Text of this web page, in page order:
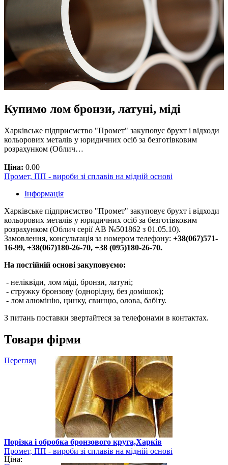
Купимо лом бронзи, латуні, міді
Харківське підприємство "Промет" закуповує брухт і відходи
кольорових металів у юридичних осіб за безготівковим
розрахунком (Облич…
Ціна: 0.00
Промет, ПП - вироби зі сплавів на мідній основі
Інформація
Харківське підприємство "Промет" закуповує брухт і відходи
кольорових металів у юридичних осіб за безготівковим
розрахунком (Облич серії АВ №501862 з 01.05.10).
Замовлення, консультація за номером телефону: +38(067)571-
16-99, +38(067)180-26-70, +38 (095)180-26-70.
На постійній основі закуповуємо:
- неліквіди, лом міді, бронзи, латуні;
- стружку бронзову (однорідну, без домішок);
- лом алюмінію, цинку, свинцю, олова, бабіту.
З питань поставки звертайтеся за телефонами в контактах.
Товари фірми
Перегляд
Порізка і обробка бронзового круга,Харків
Промет, ПП - вироби зі сплавів на мідній основі
Ціна: